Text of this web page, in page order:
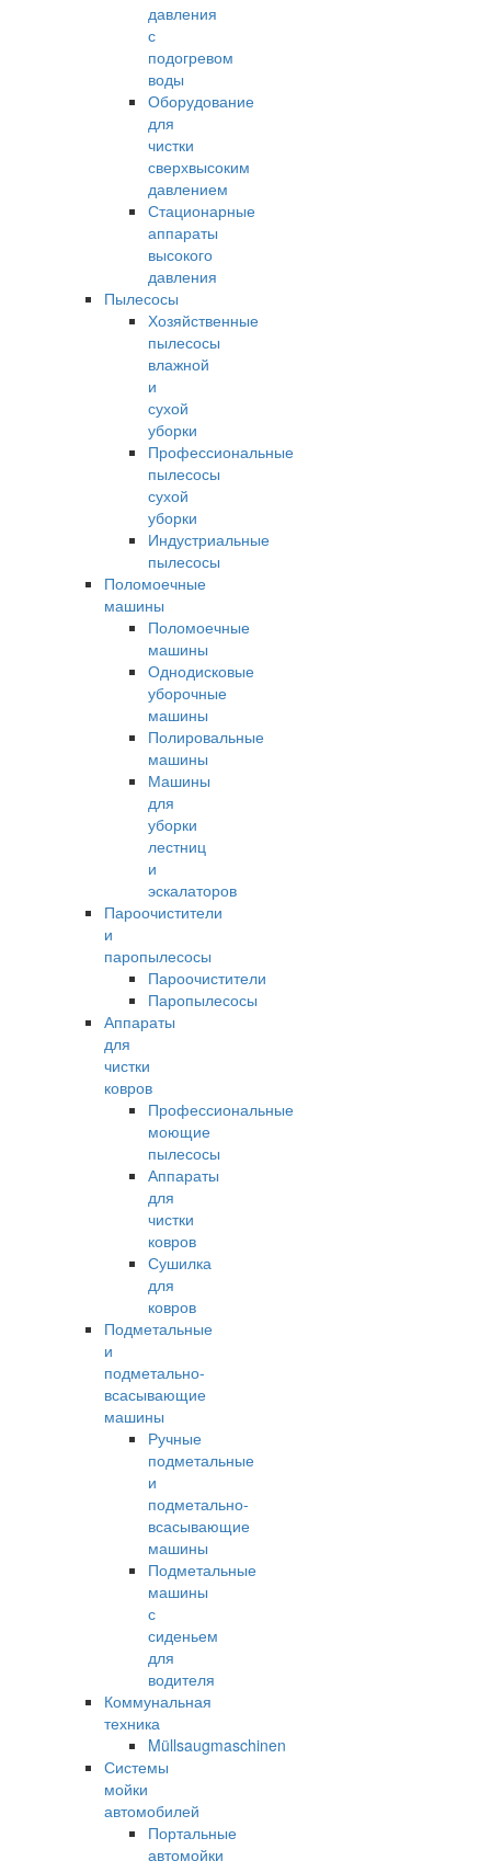
давления
с
подогревом
воды
Оборудование
для
чистки
сверхвысоким
давлением
Стационарные
аппараты
высокого
давления
Пылесосы
Хозяйственные
пылесосы
влажной
и
сухой
уборки
Профессиональные
пылесосы
сухой
уборки
Индустриальные
пылесосы
Поломоечные
машины
Поломоечные
машины
Однодисковые
уборочные
машины
Полировальные
машины
Машины
для
уборки
лестниц
и
эскалаторов
Пароочистители
и
паропылесосы
Пароочистители
Паропылесосы
Аппараты
для
чистки
ковров
Профессиональные
моющие
пылесосы
Аппараты
для
чистки
ковров
Сушилка
для
ковров
Подметальные
и
подметально-
всасывающие
машины
Ручные
подметальные
и
подметально-
всасывающие
машины
Подметальные
машины
с
сиденьем
для
водителя
Коммунальная
техника
Müllsaugmaschinen
Системы
мойки
автомобилей
Портальные
автомойки